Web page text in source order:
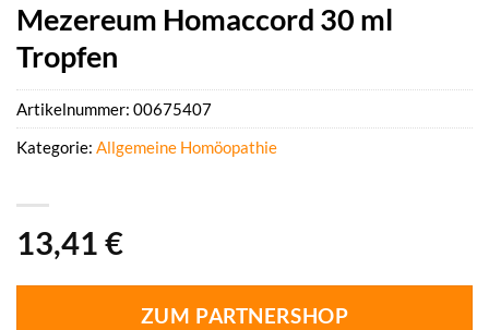
Mezereum Homaccord 30 ml
Tropfen
13,41 €
ZUM PARTNERSHOP
Artikelnummer: 00675407
Kategorie: Allgemeine Homöopathie